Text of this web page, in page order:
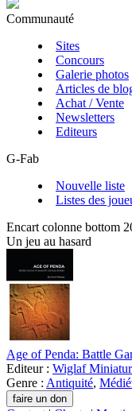
Communauté
Sites
Concours
Galerie photos
Articles de
Achat / Vente
Newsletters
Editeurs
G-Fab
Nouvelle liste
Listes des
Encart colonne bottom
Un jeu au hasard
Age of Penda: Battle
Editeur : Wiglaf
Genre : Antiquité,